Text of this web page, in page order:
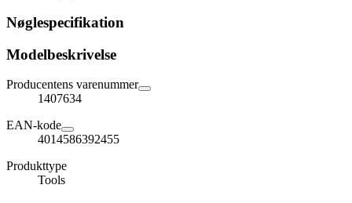
Nøglespecifikation
Modelbeskrivelse
Producentens varenummer
1407634
EAN-kode
4014586392455
Produkttype
Tools